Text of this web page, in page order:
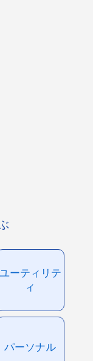
ユーティリテ
ィ
パーソナル